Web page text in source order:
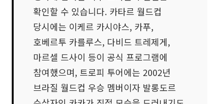
확인할 수 있습니다. 카타르 월드컵
당시에는 이케르 카시야스, 카푸,
호베르투 카를루스, 다비드 트레제게,
마르셀 드사이 등이 공식 프로그램에
참여했으며, 트로피 투어에는 2002년
브라질 월드컵 우승 멤버이자 발롱도르